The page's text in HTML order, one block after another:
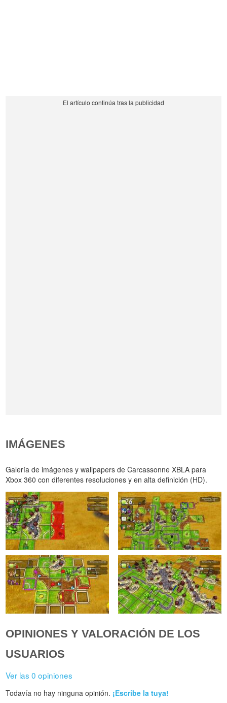
IMÁGENES
Galería de imágenes y wallpapers de Carcassonne XBLA para
Xbox 360 con diferentes resoluciones y en alta definición (HD).
OPINIONES Y VALORACIÓN DE LOS
USUARIOS
Ver las 0 opiniones
Todavía no hay ninguna opinión. ¡Escribe la tuya!